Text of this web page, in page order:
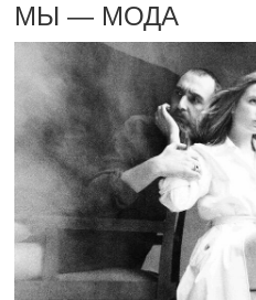
МЫ — МОДА